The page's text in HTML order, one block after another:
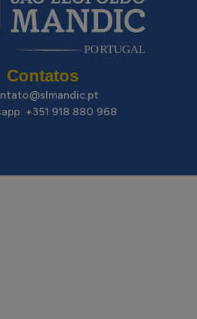
PORTUGAL
Contatos
+351 918 880 968